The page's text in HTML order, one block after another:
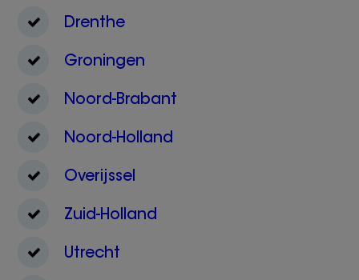
Drenthe
Groningen
Noord-Brabant
Noord-Holland
Overijssel
Zuid-Holland
Utrecht